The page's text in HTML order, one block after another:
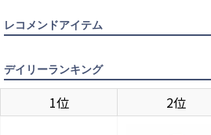
SAX
レコメンドアイテム
デイリーランキング
1位 2位